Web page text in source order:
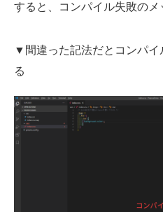
すると、コンパイル失敗のメ
▼間違った記法だとコンパイ
る